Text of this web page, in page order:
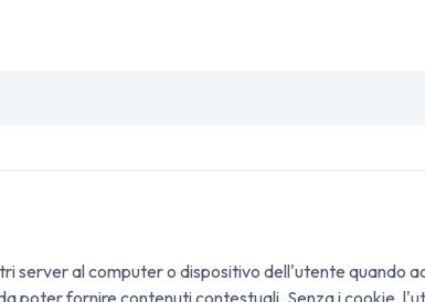
server al computer o dispositivo dell'utente quando
poter fornire contenuti contestuali. Senza i cookie,